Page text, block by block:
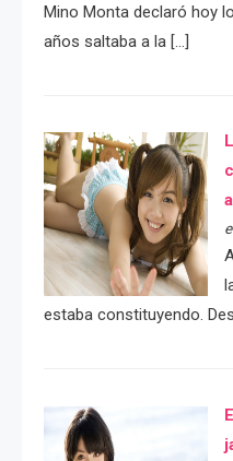
Mino Monta declaró hoy
años saltaba a la […]
estaba constituyendo.